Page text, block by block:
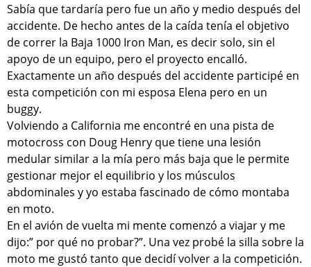
Sabía que tardaría pero fue un año y medio después del
accidente. De hecho antes de la caída tenía el objetivo
de correr la Baja 1000 Iron Man, es decir solo, sin el
apoyo de un equipo, pero el proyecto encalló.
Exactamente un año después del accidente participé en
esta competición con mi esposa Elena pero en un
buggy.
Volviendo a California me encontré en una pista de
motocross con Doug Henry que tiene una lesión
medular similar a la mía pero más baja que le permite
gestionar mejor el equilibrio y los músculos
abdominales y yo estaba fascinado de cómo montaba
en moto.
En el avión de vuelta mi mente comenzó a viajar y me
dijo:” por qué no probar?”. Una vez probé la silla sobre la
moto me gustó tanto que decidí volver a la competición.